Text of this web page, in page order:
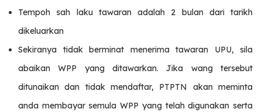
Tempoh sah laku tawaran adalah 2 bulan dari tarikh
dikeluarkan
Sekiranya tidak berminat menerima tawaran UPU, sila
abaikan WPP yang ditawarkan. Jika wang tersebut
ditunaikan dan tidak mendaftar, PTPTN akan meminta
anda membayar semula WPP yang telah digunakan serta